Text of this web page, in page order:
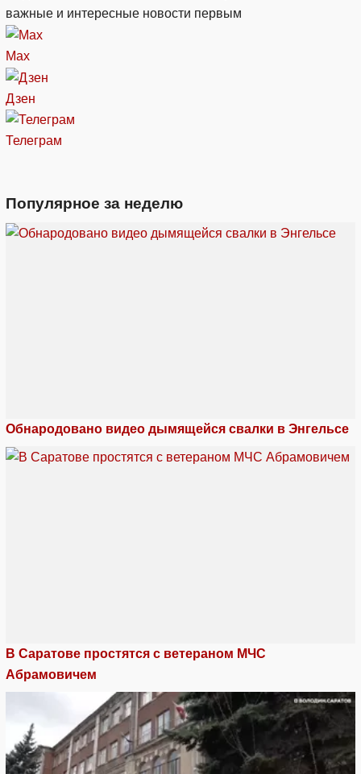
важные и интересные новости первым
Max
Дзен
Телеграм
Популярное за неделю
Обнародовано видео дымящейся свалки в Энгельсе
В Саратове простятся с ветераном МЧС
Абрамовичем